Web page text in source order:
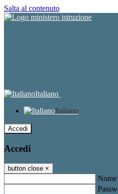
Salta al contenuto
Italiano
Italiano
Accedi
Accedi
button close ×